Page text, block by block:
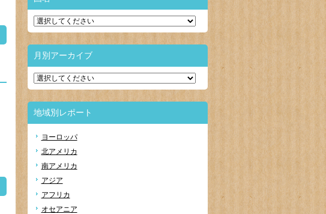
月別アーカイブ
地域別レポート
ヨーロッパ
北アメリカ
南アメリカ
アジア
アフリカ
オセアニア